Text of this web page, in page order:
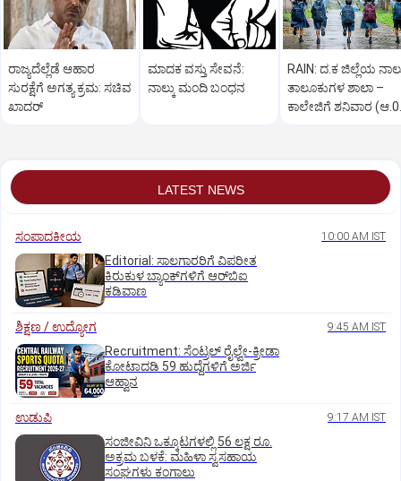
ರಾಜ್ಯದೆಲ್ಲೆಡೆ ಆಹಾರ
ಸುರಕ್ಷೆಗೆ ಅಗತ್ಯ ಕ್ರಮ: ಸಚಿವ
ಖಾದರ್
ಮಾದಕ ವಸ್ತು ಸೇವನೆ:
ನಾಲ್ಕು ಮಂದಿ ಬಂಧನ
RAIN: ದ.ಕ ಜಿಲ್ಲೆಯ
ತಾಲೂಕುಗಳ ಶಾಲಾ –
ಕಾಲೇಜಿಗೆ ಶನಿವಾರ
LATEST NEWS
ಸಂಪಾದಕೀಯ 10:00 AM IST
Editorial: ಸಾಲಗಾರರಿಗೆ ವಿಪರೀತ
ಕಿರುಕುಳ ಬ್ಯಾಂಕ್‌ಗಳಿಗೆ ಆರ್‌ಬಿಐ
ಕಡಿವಾಣ
ಶಿಕ್ಷಣ / ಉದ್ಯೋಗ 9:45 AM IST
Recruitment: ಸೆಂಟ್ರಲ್‌ ರೈಲ್ವೇ-ಕ್ರೀಡಾ
ಕೋಟಾದಡಿ 59 ಹುದ್ದೆಗಳಿಗೆ ಅರ್ಜಿ
ಆಹ್ವಾನ
ಉಡುಪಿ 9:17 AM IST
ಸಂಜೀವಿನಿ ಒಕ್ಕೂಟಗಳಲ್ಲಿ 56 ಲಕ್ಷ ರೂ.
ಅಕ್ರಮ ಬಳಕೆ: ಮಹಿಳಾ ಸ್ವಸಹಾಯ
ಸಂಘಗಳು ಕಂಗಾಲು